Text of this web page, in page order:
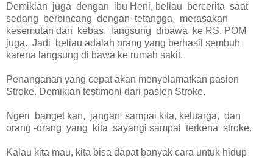
Demikian juga dengan ibu Heni, beliau bercerita saat
sedang berbincang dengan tetangga, merasakan
kesemutan dan kebas, langsung dibawa ke RS. POM
juga. Jadi beliau adalah orang yang berhasil sembuh
karena langsung di bawa ke rumah sakit.
Penanganan yang cepat akan menyelamatkan pasien
Stroke. Demikian testimoni dari pasien Stroke.
Ngeri banget kan, jangan sampai kita, keluarga, dan
orang -orang yang kita sayangi sampai terkena stroke.
Kalau kita mau, kita bisa dapat banyak cara untuk hidup